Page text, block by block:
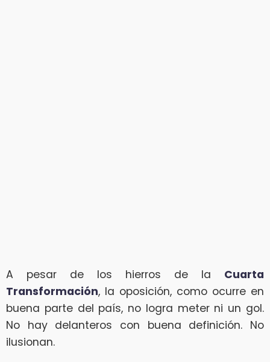
A pesar de los hierros de la Cuarta
Transformación, la oposición, como ocurre en
buena parte del país, no logra meter ni un gol.
No hay delanteros con buena definición. No
ilusionan.